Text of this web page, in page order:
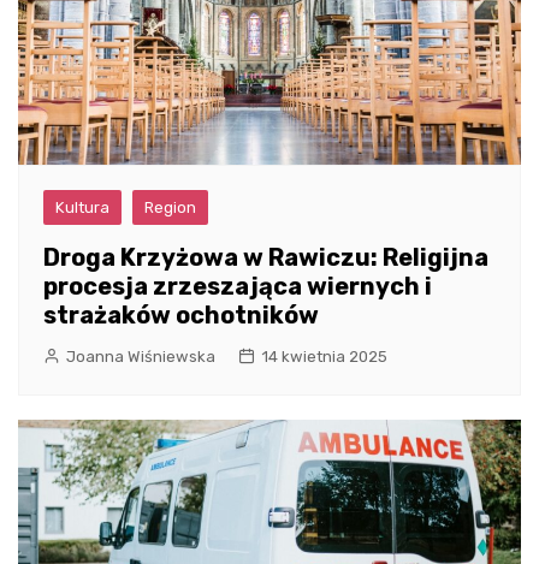
Kultura Region
Droga Krzyżowa w Rawiczu: Religijna
procesja zrzeszająca wiernych i
strażaków ochotników
Joanna Wiśniewska 14 kwietnia 2025